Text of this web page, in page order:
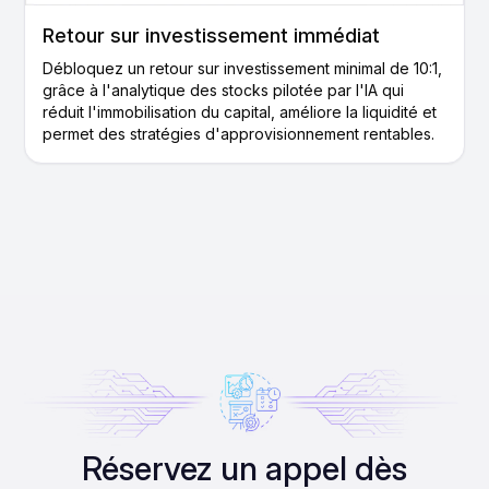
Retour sur investissement immédiat
Débloquez un retour sur investissement minimal de 10:1,
grâce à l'analytique des stocks pilotée par l'IA qui
réduit l'immobilisation du capital, améliore la liquidité et
permet des stratégies d'approvisionnement rentables.
Réservez un appel dès